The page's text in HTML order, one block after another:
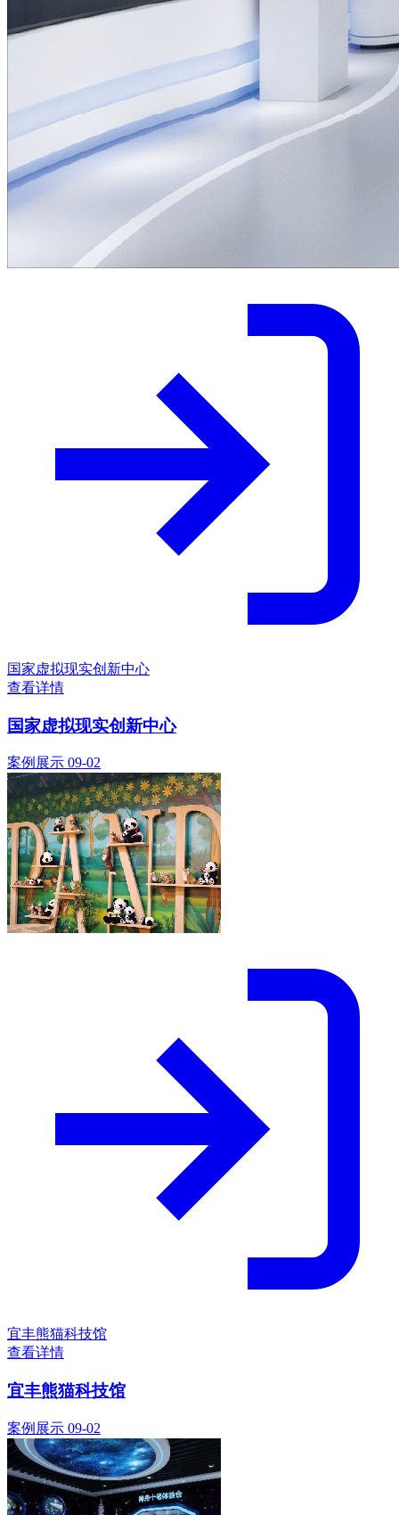
国家虚拟现实创新中心
查看详情
国家虚拟现实创新中心
案例展示 09-02
宜丰熊猫科技馆
查看详情
宜丰熊猫科技馆
案例展示 09-02